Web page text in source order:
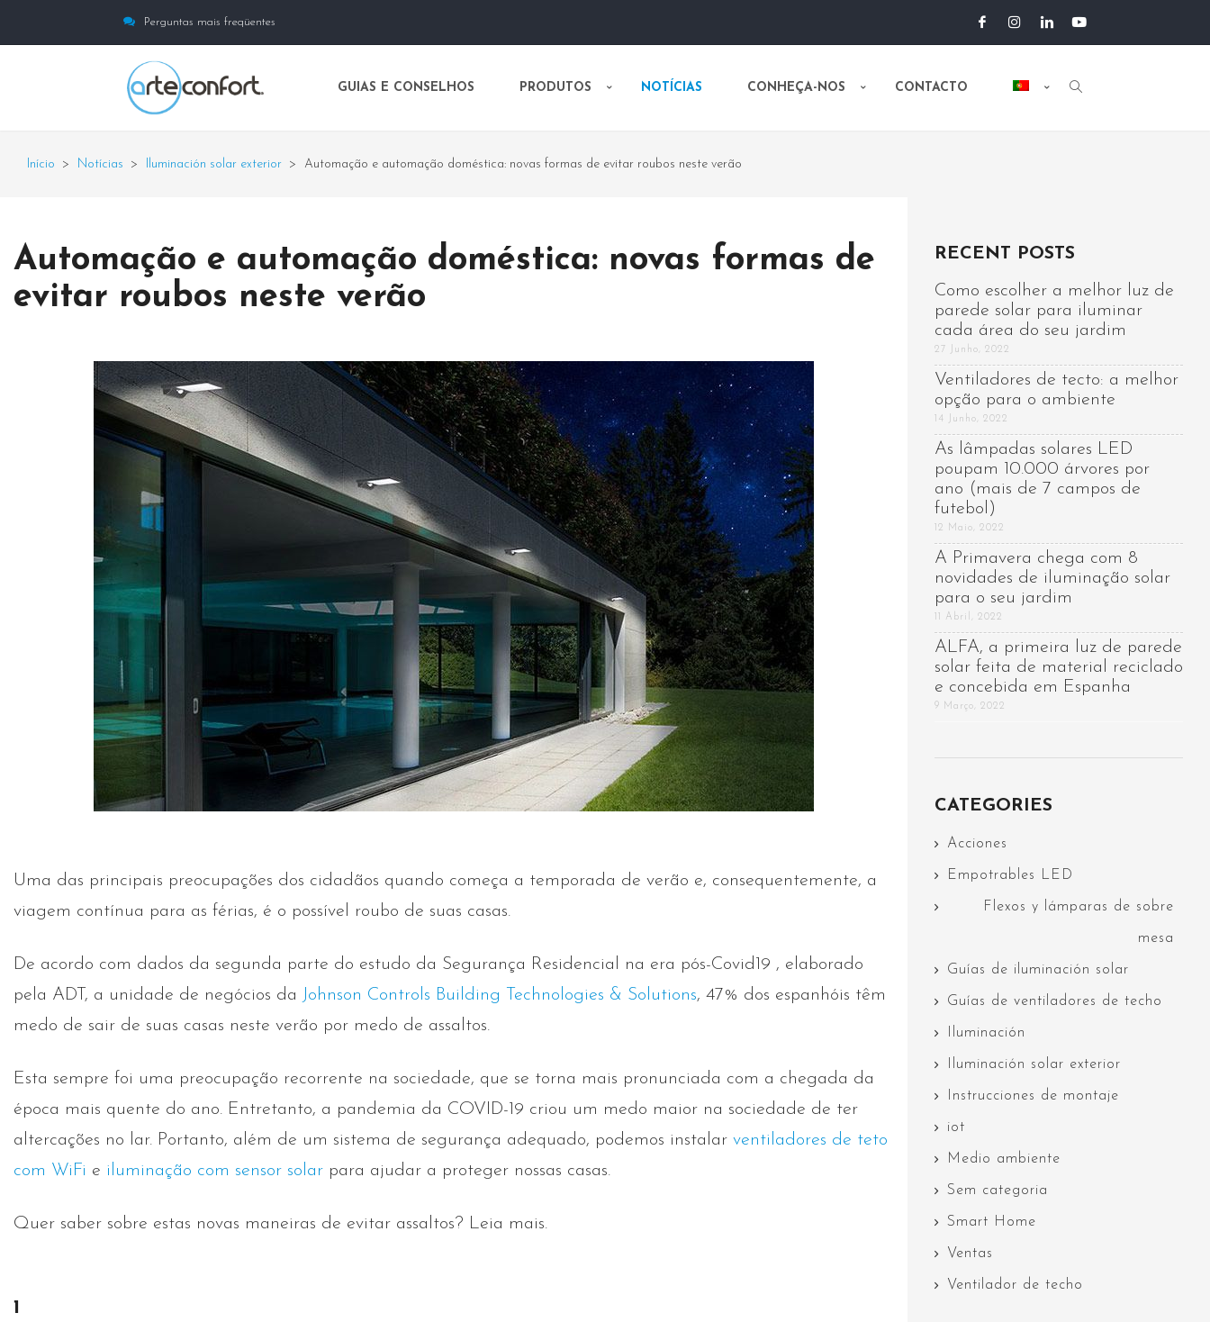
Perguntas mais freqüentes
GUIAS E CONSELHOS PRODUTOS NOTÍCIAS CONHEÇA-NOS CONTACTO
Início > Notícias > Iluminación solar exterior > Automação e automação doméstica: novas formas de evitar roubos neste verão
Automação e automação doméstica: novas formas de
evitar roubos neste verão
Uma das principais preocupações dos cidadãos quando começa a temporada de verão e, consequentemente, a
viagem contínua para as férias, é o possível roubo de suas casas.
De acordo com dados da segunda parte do estudo da Segurança Residencial na era pós-Covid19 , elaborado
pela ADT, a unidade de negócios da Johnson Controls Building Technologies & Solutions, 47% dos espanhóis têm
medo de sair de suas casas neste verão por medo de assaltos.
Esta sempre foi uma preocupação recorrente na sociedade, que se torna mais pronunciada com a chegada da
época mais quente do ano. Entretanto, a pandemia da COVID-19 criou um medo maior na sociedade de ter
altercações no lar. Portanto, além de um sistema de segurança adequado, podemos instalar ventiladores de teto
com WiFi e iluminação com sensor solar para ajudar a proteger nossas casas.
Quer saber sobre estas novas maneiras de evitar assaltos? Leia mais.
1
RECENT POSTS
Como escolher a melhor luz de
parede solar para iluminar
cada área do seu jardim
27 Junho, 2022
Ventiladores de tecto: a melhor
opção para o ambiente
14 Junho, 2022
As lâmpadas solares LED
poupam 10.000 árvores por
ano (mais de 7 campos de
futebol)
12 Maio, 2022
A Primavera chega com 8
novidades de iluminação solar
para o seu jardim
11 Abril, 2022
ALFA, a primeira luz de parede
solar feita de material reciclado
e concebida em Espanha
9 Março, 2022
CATEGORIES
Acciones
Empotrables LED
Flexos y lámparas de sobre
mesa
Guías de iluminación solar
Guías de ventiladores de techo
Iluminación
Iluminación solar exterior
Instrucciones de montaje
iot
Medio ambiente
Sem categoria
Smart Home
Ventas
Ventilador de techo